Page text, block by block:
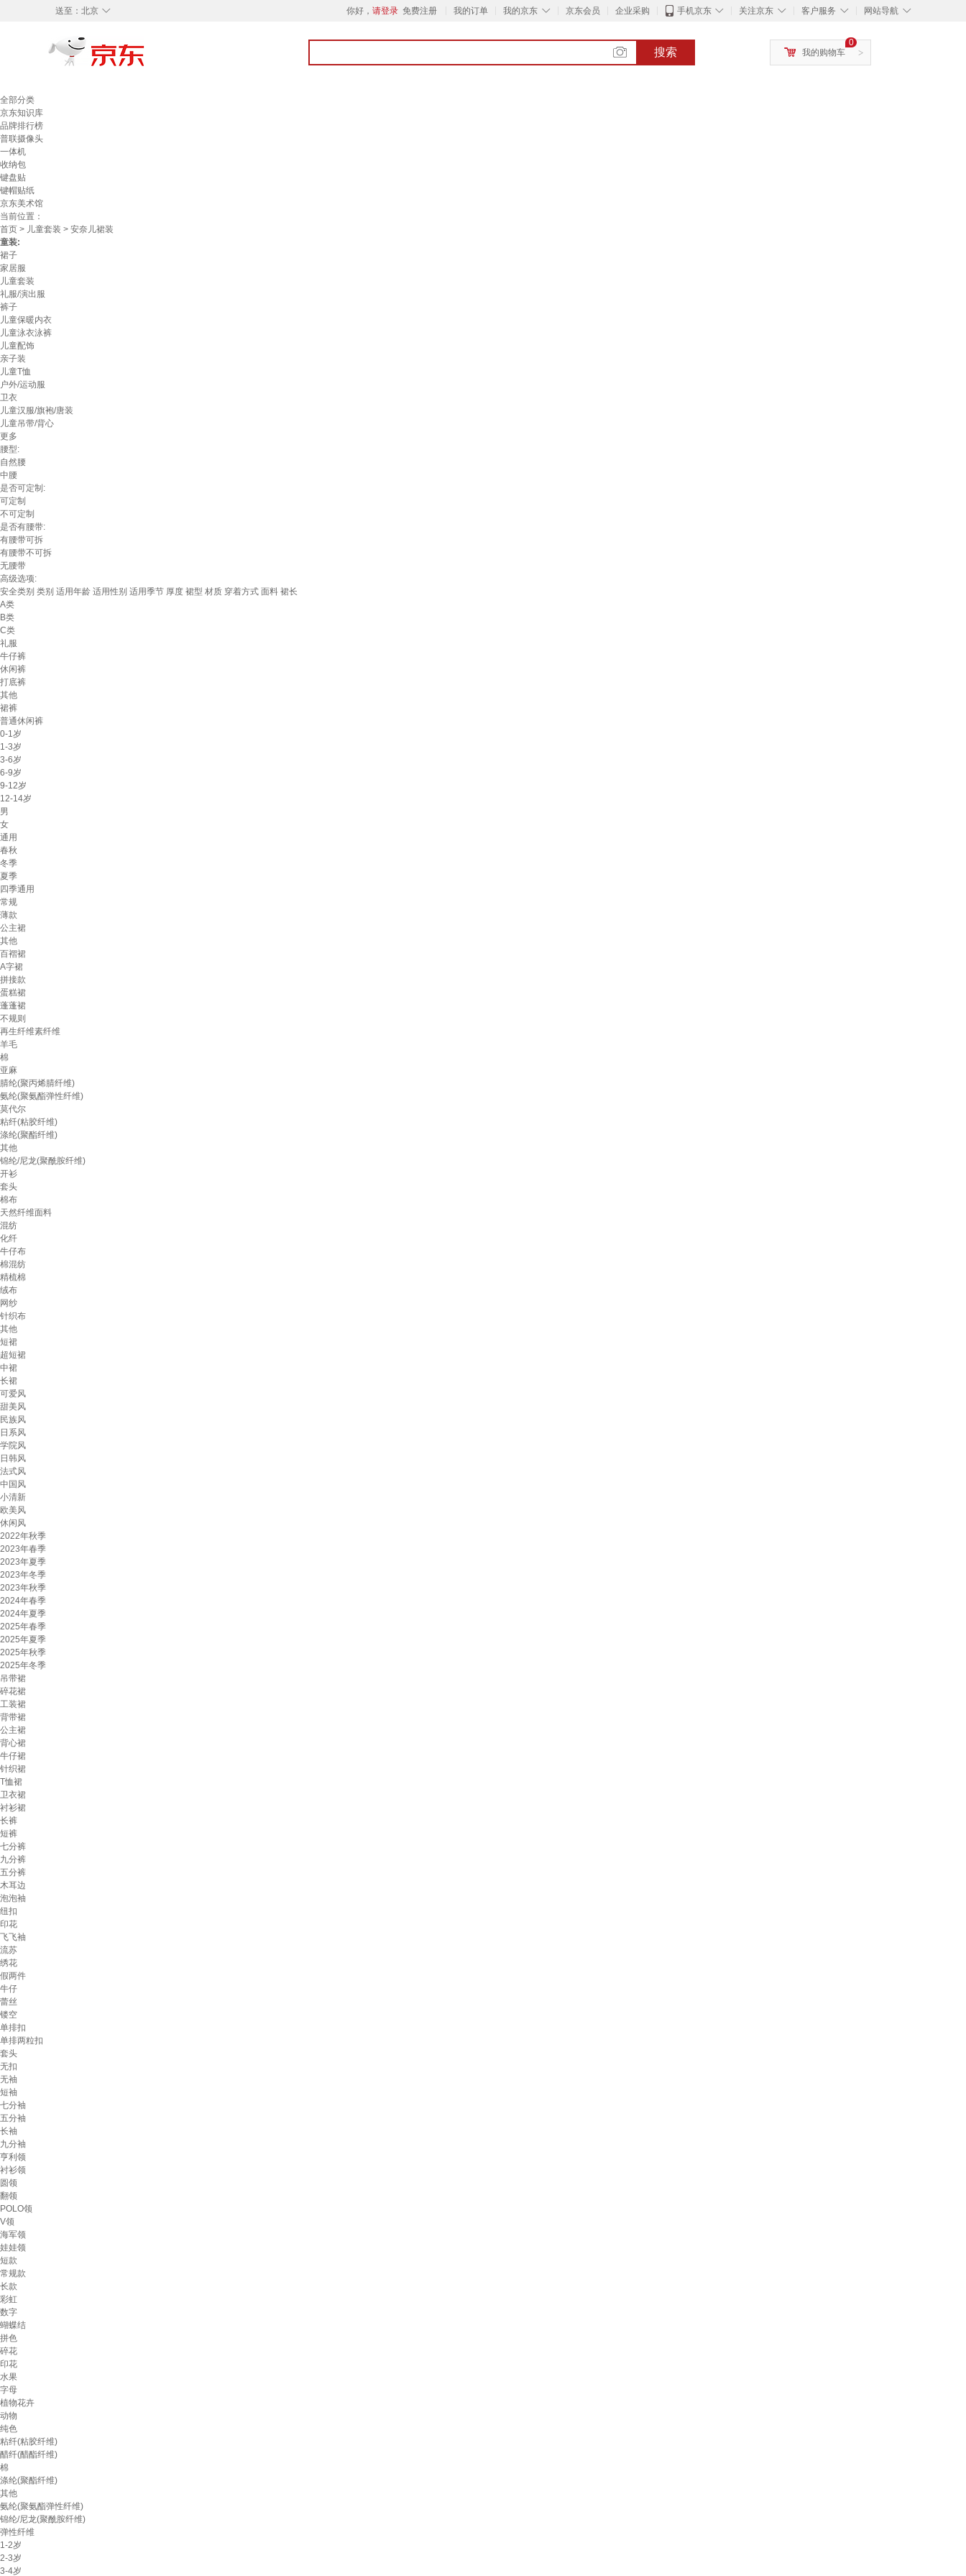
◇
送至： 北京 你好， 请登录 免费注册 我的订单 ◇
我的京东 京东会员 企业采购 ◇
手机京东 ◇
关注京东 ◇
客户服务 ◇
网站导航
搜索 >
0
我的购物车
全部分类
京东知识库
品牌排行榜
普联摄像头
一体机
收纳包
键盘贴
键帽贴纸
京东美术馆
当前位置：
首页 > 儿童套装 > 安奈儿裙装
童装:
裙子
家居服
儿童套装
礼服/演出服
裤子
儿童保暖内衣
儿童泳衣泳裤
儿童配饰
亲子装
儿童T恤
户外/运动服
卫衣
儿童汉服/旗袍/唐装
儿童吊带/背心
更多
腰型:
自然腰
中腰
是否可定制:
可定制
不可定制
是否有腰带:
有腰带可拆
有腰带不可拆
无腰带
高级选项:
安全类别 类别 适用年龄 适用性别 适用季节 厚度 裙型 材质 穿着方式 面料 裙长
A类
B类
C类
礼服
牛仔裤
休闲裤
打底裤
其他
裙裤
普通休闲裤
0-1岁
1-3岁
3-6岁
6-9岁
9-12岁
12-14岁
男
女
通用
春秋
冬季
夏季
四季通用
常规
薄款
公主裙
其他
百褶裙
A字裙
拼接款
蛋糕裙
蓬蓬裙
不规则
再生纤维素纤维
羊毛
棉
亚麻
腈纶(聚丙烯腈纤维)
氨纶(聚氨酯弹性纤维)
莫代尔
粘纤(粘胶纤维)
涤纶(聚酯纤维)
其他
锦纶/尼龙(聚酰胺纤维)
开衫
套头
棉布
天然纤维面料
混纺
化纤
牛仔布
棉混纺
精梳棉
绒布
网纱
针织布
其他
短裙
超短裙
中裙
长裙
可爱风
甜美风
民族风
日系风
学院风
日韩风
法式风
中国风
小清新
欧美风
休闲风
2022年秋季
2023年春季
2023年夏季
2023年冬季
2023年秋季
2024年春季
2024年夏季
2025年春季
2025年夏季
2025年秋季
2025年冬季
吊带裙
碎花裙
工装裙
背带裙
公主裙
背心裙
牛仔裙
针织裙
T恤裙
卫衣裙
衬衫裙
长裤
短裤
七分裤
九分裤
五分裤
木耳边
泡泡袖
纽扣
印花
飞飞袖
流苏
绣花
假两件
牛仔
蕾丝
镂空
单排扣
单排两粒扣
套头
无扣
无袖
短袖
七分袖
五分袖
长袖
九分袖
亨利领
衬衫领
圆领
翻领
POLO领
V领
海军领
娃娃领
短款
常规款
长款
彩虹
数字
蝴蝶结
拼色
碎花
印花
水果
字母
植物花卉
动物
纯色
粘纤(粘胶纤维)
醋纤(醋酯纤维)
棉
涤纶(聚酯纤维)
其他
氨纶(聚氨酯弹性纤维)
锦纶/尼龙(聚酰胺纤维)
弹性纤维
1-2岁
2-3岁
3-4岁